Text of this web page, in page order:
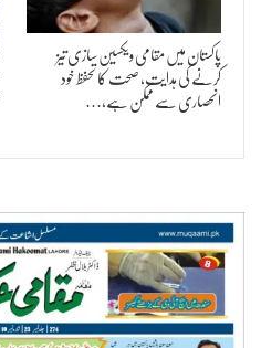
پاکستان میں مقامی ویکسین سازی تیز
کرنے کی ہدایت، صحت کا تحفظ خود
انحصاری سے ممکن ہے،…